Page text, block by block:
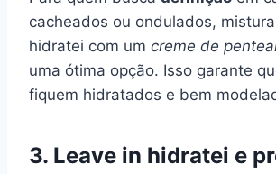
cacheados ou ondulados,
hidratei com um creme de
uma ótima opção. Isso garante
fiquem hidratados e bem
3. Leave in hidratei e